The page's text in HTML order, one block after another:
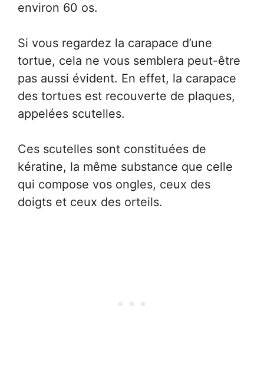
environ 60 os.
Si vous regardez la carapace d’une
tortue, cela ne vous semblera peut-être
pas aussi évident. En effet, la carapace
des tortues est recouverte de plaques,
appelées scutelles.
Ces scutelles sont constituées de
kératine, la même substance que celle
qui compose vos ongles, ceux des
doigts et ceux des orteils.